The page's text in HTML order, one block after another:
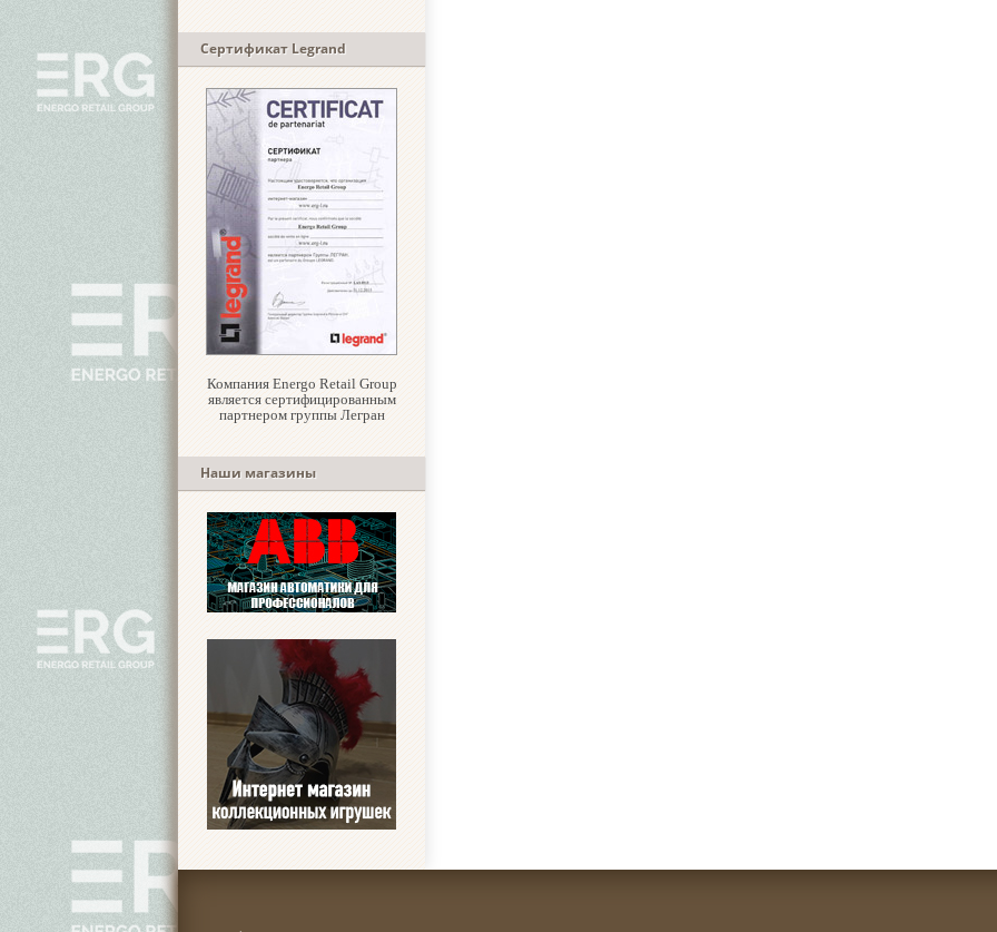
Сертификат Legrand
Компания Energo Retail Group
является сертифицированным
партнером группы Легран
Наши магазины